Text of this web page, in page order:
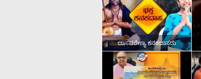
ದಾಸವರೇಣ್ಯ ಕನಕದಾಸರು